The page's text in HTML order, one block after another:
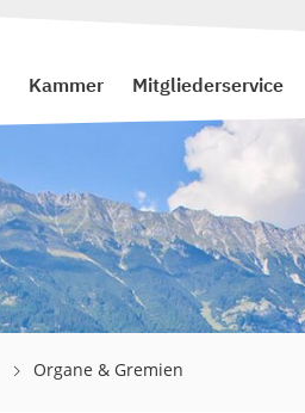
Kammer Mitgliederservice
Organe & Gremien